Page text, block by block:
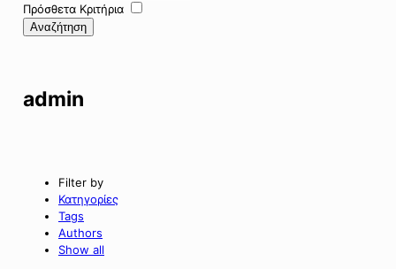
Πρόσθετα Κριτήρια
Αναζήτηση
admin
Filter by
Κατηγορίες
Tags
Authors
Show all